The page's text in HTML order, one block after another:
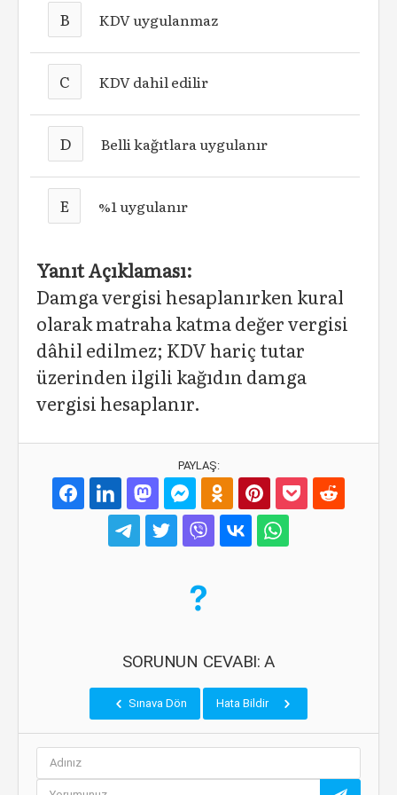
B KDV uygulanmaz
C KDV dahil edilir
D Belli kağıtlara uygulanır
E %1 uygulanır
Yanıt Açıklaması:
Damga vergisi hesaplanırken kural
olarak matraha katma değer vergisi
dâhil edilmez; KDV hariç tutar
üzerinden ilgili kağıdın damga
vergisi hesaplanır.
PAYLAŞ:
SORUNUN CEVABI: A
Sınava Dön Hata Bildir